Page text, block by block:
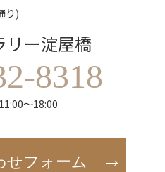
り)
リー淀屋橋
8318
～18:00
せフォーム